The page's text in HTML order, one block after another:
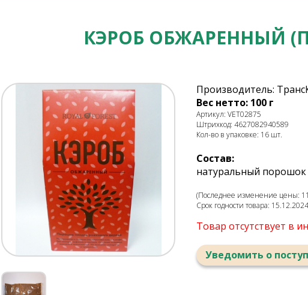
КЭРОБ ОБЖАРЕННЫЙ
Производитель:
Вес нетто: 100 г
Артикул: VET02875
Штрихкод: 4627082940589
Кол-во в упаковке: 16 шт.
Состав:
натуральный
(Последнее изменение цены:
Срок годности товара: 15.12.2024
Товар отсутствует в
Уведомить о